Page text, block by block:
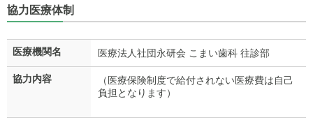
協力医療体制
医療機関名 医療法人社団永研会 こまい歯科 往診部
協力内容
（医療保険制度で給付されない医療費は自己
負担となります）